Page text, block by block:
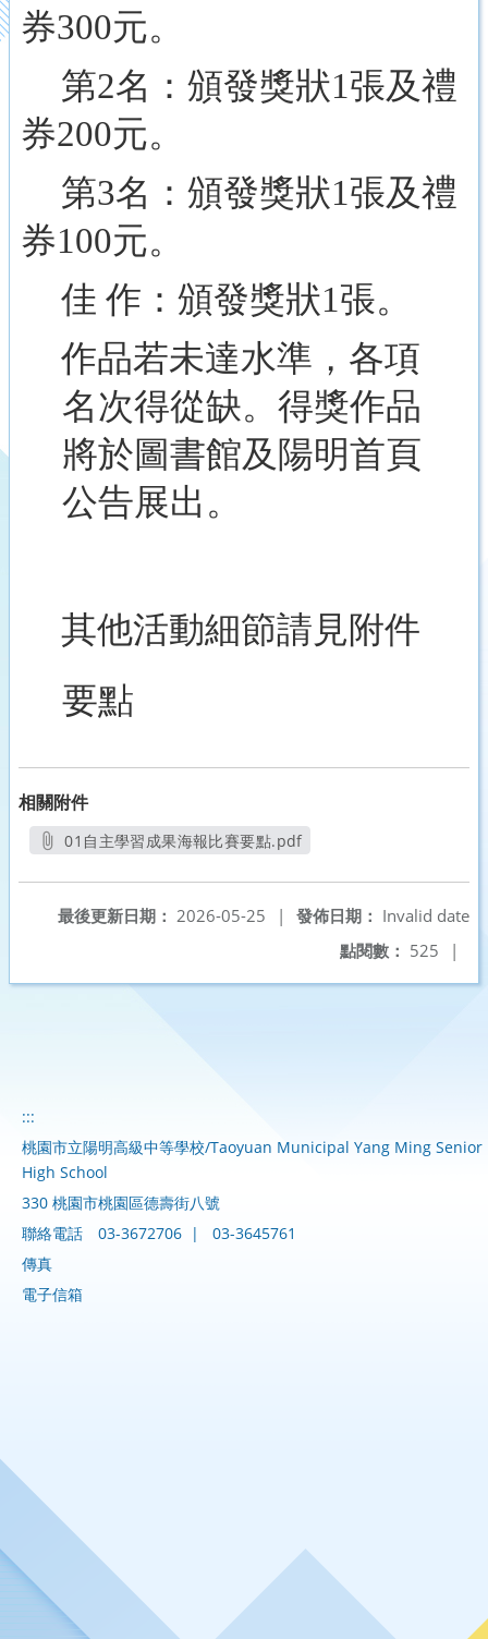
券300元。
第2名：頒發獎狀1張及禮
券200元。
第3名：頒發獎狀1張及禮
券100元。
佳 作：頒發獎狀1張。
作品若未達水準，各項
名次得從缺。 得獎作品
將於圖書館及陽明首頁
公告展出 。
其他活動細節請見附件
要點
相關附件
01自主學習成果海報比賽要點.pdf
發佈日期： Invalid date
最後更新日期： 2026-05-25
|
點閱數： 525 |
:::
桃園市立陽明高級中等學校/Taoyuan Municipal Yang Ming Senior
High School
330 桃園市桃園區德壽街八號
聯絡電話
03-3672706 |
03-3645761
傳真
電子信箱